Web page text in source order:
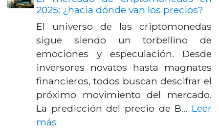
2025: ¿hacia dónde van los precios?
El universo de las criptomonedas
sigue siendo un torbellino de
emociones y especulación. Desde
inversores novatos hasta magnates
financieros, todos buscan descifrar el
próximo movimiento del mercado.
La predicción del precio de B… Leer
más